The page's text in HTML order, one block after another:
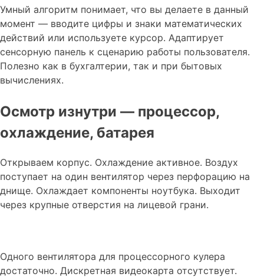
Умный алгоритм понимает, что вы делаете в данный
момент — вводите цифры и знаки математических
действий или используете курсор. Адаптирует
сенсорную панель к сценарию работы пользователя.
Полезно как в бухгалтерии, так и при бытовых
вычислениях.
Осмотр изнутри — процессор,
охлаждение, батарея
Открываем корпус. Охлаждение активное. Воздух
поступает на один вентилятор через перфорацию на
днище. Охлаждает компоненты ноутбука. Выходит
через крупные отверстия на лицевой грани.
Одного вентилятора для процессорного кулера
достаточно. Дискретная видеокарта отсутствует.